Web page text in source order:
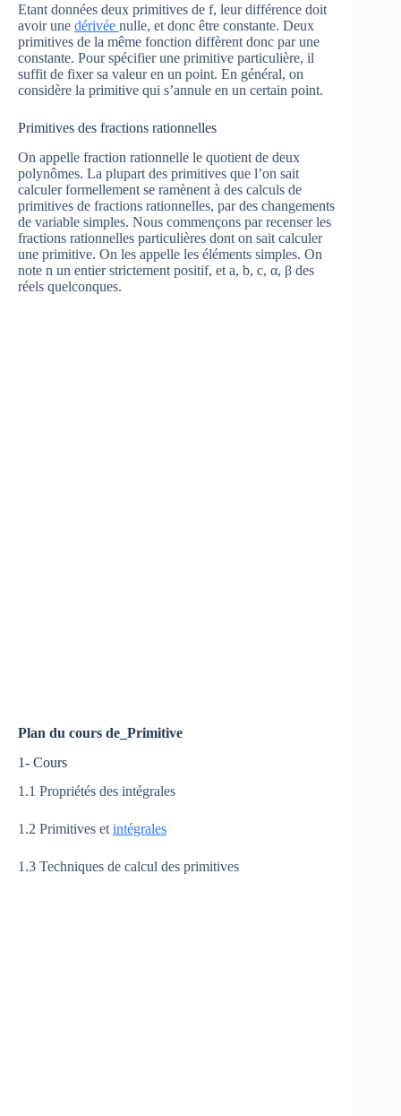
Etant données deux primitives de f, leur différence doit
avoir une dérivée nulle, et donc être constante. Deux
primitives de la même fonction diffèrent donc par une
constante. Pour spécifier une primitive particulière, il
suffit de fixer sa valeur en un point. En général, on
considère la primitive qui s’annule en un certain point.
Primitives des fractions rationnelles
On appelle fraction rationnelle le quotient de deux
polynômes. La plupart des primitives que l’on sait
calculer formellement se ramènent à des calculs de
primitives de fractions rationnelles, par des changements
de variable simples. Nous commençons par recenser les
fractions rationnelles particulières dont on sait calculer
une primitive. On les appelle les éléments simples. On
note n un entier strictement positif, et a, b, c, α, β des
réels quelconques.
Plan du cours de_Primitive
1- Cours
1.1 Propriétés des intégrales
1.2 Primitives et intégrales
1.3 Techniques de calcul des primitives